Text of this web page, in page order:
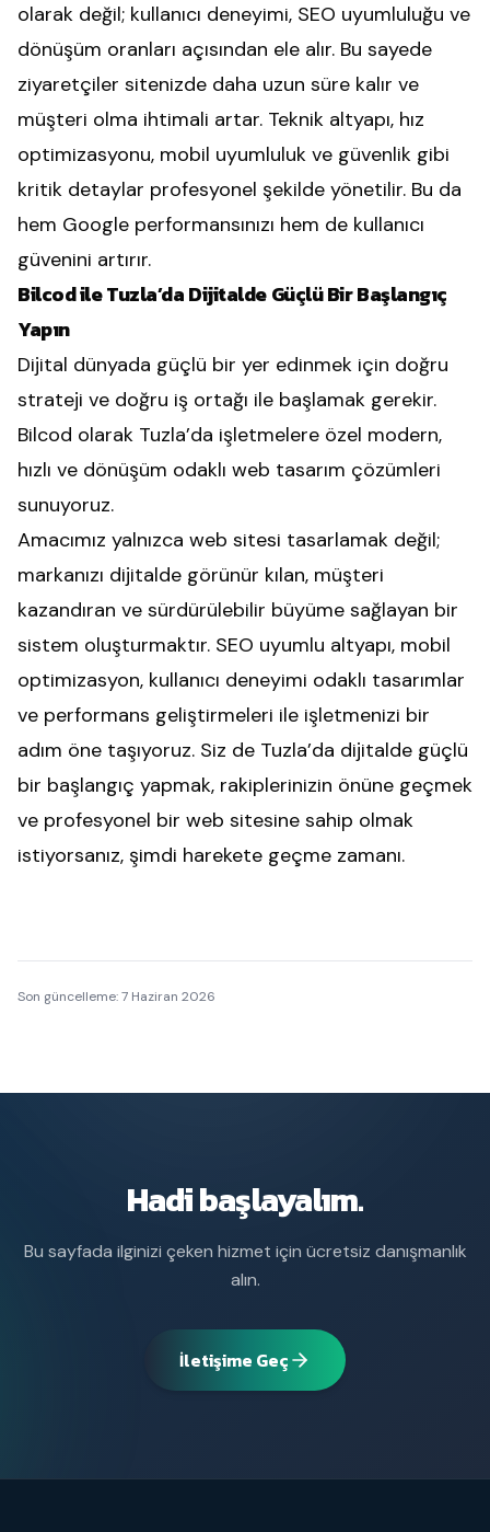
olarak değil; kullanıcı deneyimi, SEO uyumluluğu ve
dönüşüm oranları açısından ele alır. Bu sayede
ziyaretçiler sitenizde daha uzun süre kalır ve
müşteri olma ihtimali artar. Teknik altyapı, hız
optimizasyonu, mobil uyumluluk ve güvenlik gibi
kritik detaylar profesyonel şekilde yönetilir. Bu da
hem Google performansınızı hem de kullanıcı
güvenini artırır.
Bilcod ile Tuzla’da Dijitalde Güçlü Bir Başlangıç
Yapın
Dijital dünyada güçlü bir yer edinmek için doğru
strateji ve doğru iş ortağı ile başlamak gerekir.
Bilcod olarak Tuzla’da işletmelere özel modern,
hızlı ve dönüşüm odaklı web tasarım çözümleri
sunuyoruz.
Amacımız yalnızca web sitesi tasarlamak değil;
markanızı dijitalde görünür kılan, müşteri
kazandıran ve sürdürülebilir büyüme sağlayan bir
sistem oluşturmaktır. SEO uyumlu altyapı, mobil
optimizasyon, kullanıcı deneyimi odaklı tasarımlar
ve performans geliştirmeleri ile işletmenizi bir
adım öne taşıyoruz. Siz de Tuzla’da dijitalde güçlü
bir başlangıç yapmak, rakiplerinizin önüne geçmek
ve profesyonel bir web sitesine sahip olmak
istiyorsanız, şimdi harekete geçme zamanı.
Son güncelleme:7 Haziran 2026
Hadi başlayalım.
Bu sayfada ilginizi çeken hizmet için ücretsiz danışmanlık
alın.
İletişime Geç